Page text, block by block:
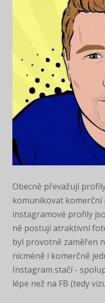
Obecně převažují
komunikovat komerční
instagramové profily
ně postují atraktivní
byl provotně zaměřen
nicméně i komerčně
Instagram stačí -
lépe než na FB (tedy